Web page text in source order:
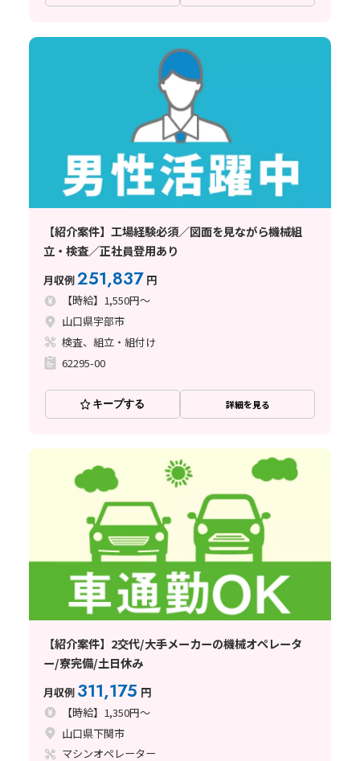
【紹介案件】工場経験必須／図面を見ながら機械組
立・検査／正社員登用あり
月収例251,837 円
【時給】1,550円～
山口県宇部市
検査、組立・組付け
62295-00
キープする 詳細を見る
【紹介案件】2交代/大手メーカーの機械オペレータ
ー/寮完備/土日休み
月収例 311,175 円
【時給】1,350円～
山口県下関市
マシンオペレーター